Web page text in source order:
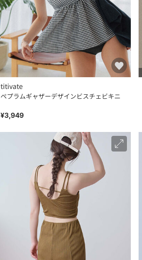
titivate
ペプラムギャザーデザインビスチェビキニ
¥3,949